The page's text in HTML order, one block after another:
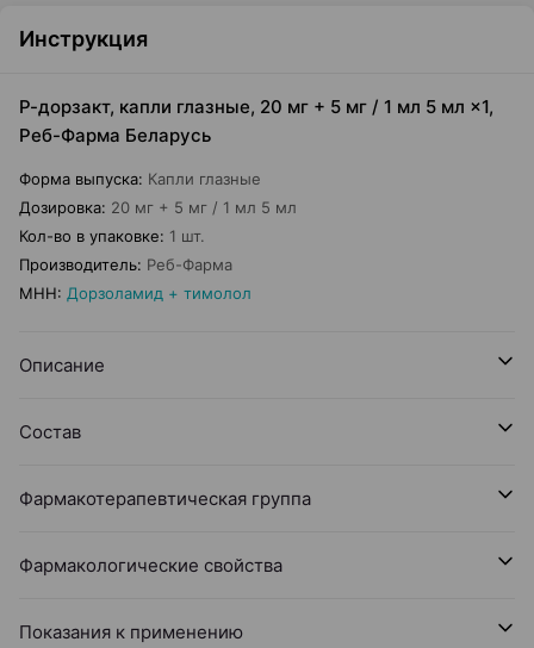
Инструкция
Р-дорзакт, капли глазные, 20 мг + 5 мг / 1 мл 5 мл ×1,
Реб-Фарма Беларусь
Форма выпуска: Капли глазные
Дозировка: 20 мг + 5 мг / 1 мл 5 мл
Кол-во в упаковке: 1 шт.
Производитель: Реб-Фарма
МНН: Дорзоламид + тимолол
Описание
Состав
Фармакотерапевтическая группа
Фармакологические свойства
Показания к применению